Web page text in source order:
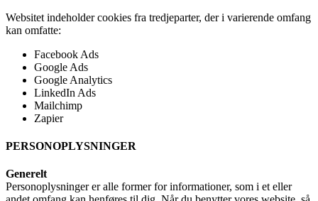
Websitet indeholder cookies fra tredjeparter, der i varierende omfang
kan omfatte:
Facebook Ads
Google Ads
Google Analytics
LinkedIn Ads
Mailchimp
Zapier
PERSONOPLYSNINGER
Generelt
Personoplysninger er alle former for informationer, som i et eller